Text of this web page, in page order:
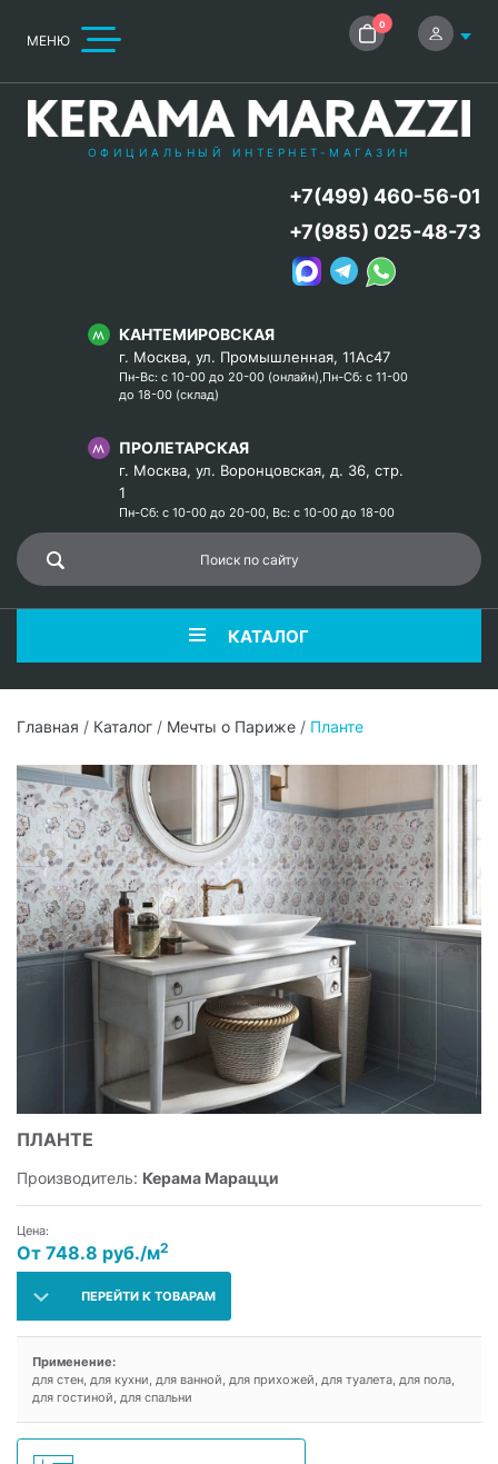
МЕНЮ
0
ОФИЦИАЛЬНЫЙ ИНТЕРНЕТ-МАГАЗИН
КАНТЕМИРОВСКАЯ
г. Москва, ул. Промышленная, 11Ас47
Пн-Вс: с 10-00 до 20-00 (онлайн),Пн-Сб: с 11-00
до 18-00 (склад)
ПРОЛЕТАРСКАЯ
г. Москва, ул. Воронцовская, д. 36, стр.
1
Пн-Сб: с 10-00 до 20-00, Вс: с 10-00 до 18-00
+7(499) 460-56-01
+7(985) 025-48-73
КАТАЛОГ
Главная / Каталог / Мечты о Париже / Планте
ПЛАНТЕ
Производитель: Керама Марацци
Цена:
От 748.8 руб./м2
ПЕРЕЙТИ К ТОВАРАМ
Применение:
для стен, для кухни, для ванной, для прихожей, для туалета, для пола,
для гостиной, для спальни